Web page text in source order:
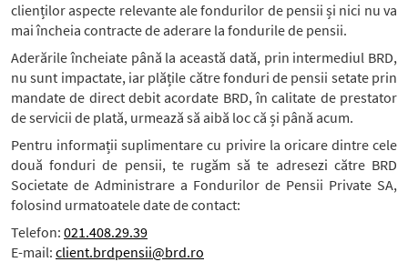
clienților aspecte relevante ale fondurilor de pensii și nici nu va
mai încheia contracte de aderare la fondurile de pensii.
Aderările încheiate până la această dată, prin intermediul BRD,
nu sunt impactate, iar plățile către fonduri de pensii setate prin
mandate de direct debit acordate BRD, în calitate de prestator
de servicii de plată, urmează să aibă loc că și până acum.
Pentru informații suplimentare cu privire la oricare dintre cele
două fonduri de pensii, te rugăm să te adresezi către BRD
Societate de Administrare a Fondurilor de Pensii Private SA,
folosind urmatoatele date de contact:
Telefon: 021.408.29.39
E-mail: client.brdpensii@brd.ro